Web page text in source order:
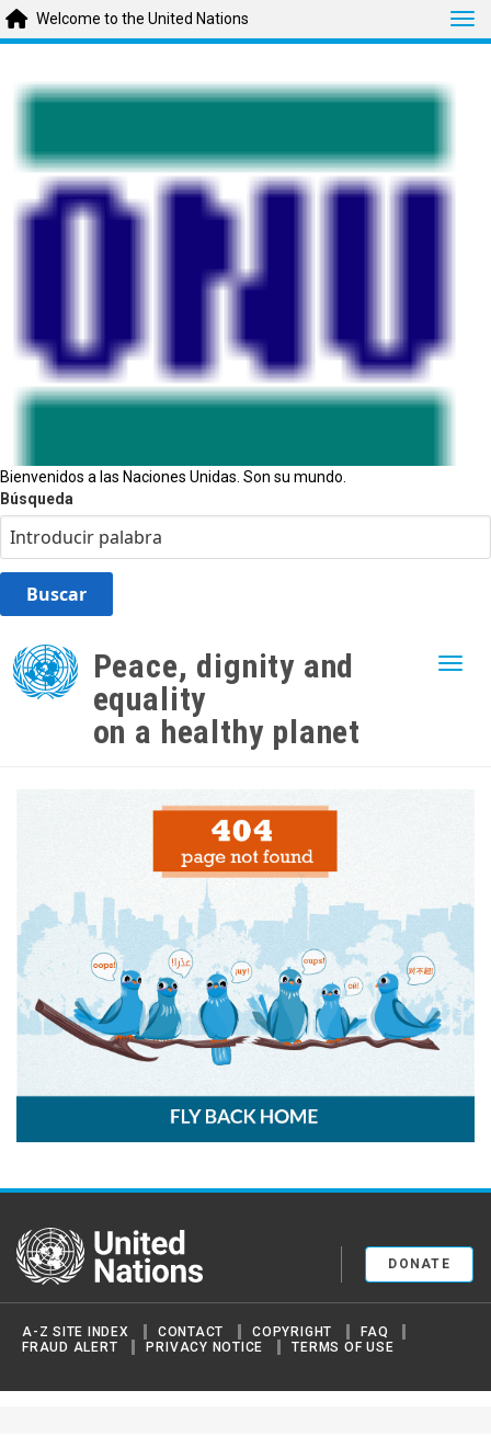
Bienvenidos a las Naciones Unidas. Son su mundo.
Búsqueda
main
content
Welcome to the United Nations
Peace, dignity and
equality
on a healthy planet
United Nations
DONATE
A-Z SITE INDEX CONTACT COPYRIGHT
FAQ
FRAUD ALERT
PRIVACY NOTICE TERMS OF USE